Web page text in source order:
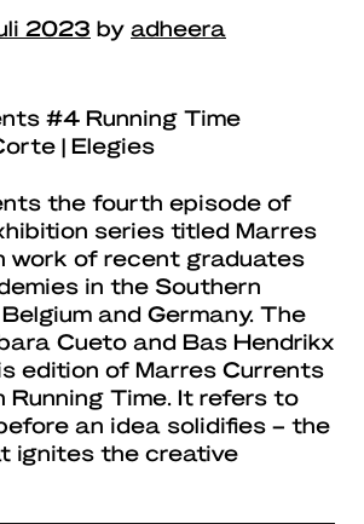
2023 by adheera
#4 Running Time
| Elegies
the fourth episode of
series titled Marres
work of recent graduates
in the Southern
and Germany. The
Cueto and Bas Hendrikx
edition of Marres Currents
Running Time. It refers to
an idea solidifies – the
ignites the creative